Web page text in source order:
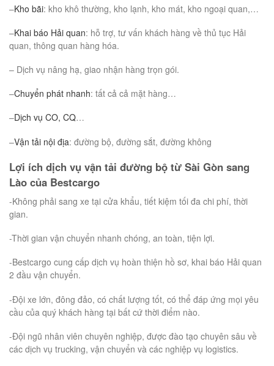
–Kho bãi: kho khô thường, kho lạnh, kho mát, kho ngoại quan,…
–Khai báo Hải quan: hỗ trợ, tư vấn khách hàng về thủ tục Hải
quan, thông quan hàng hóa.
– Dịch vụ nâng hạ, giao nhận hàng trọn gói.
–Chuyển phát nhanh: tất cả cả mặt hàng…
–Dịch vụ CO, CQ…
–Vận tải nội địa: đường bộ, đường sắt, đường không
Lợi ích dịch vụ vận tải đường bộ từ Sài Gòn sang
Lào của Bestcargo
-Không phải sang xe tại cửa khẩu, tiết kiệm tối đa chi phí, thời
gian.
-Thời gian vận chuyển nhanh chóng, an toàn, tiện lợi.
-Bestcargo cung cấp dịch vụ hoàn thiện hồ sơ, khai báo Hải quan
2 đầu vận chuyển.
-Đội xe lớn, đông đảo, có chất lượng tốt, có thể đáp ứng mọi yêu
cầu của quý khách hàng tại bất cứ thời điểm nào.
-Đội ngũ nhân viên chuyên nghiệp, được đào tạo chuyên sâu về
các dịch vụ trucking, vận chuyển và các nghiệp vụ logistics.